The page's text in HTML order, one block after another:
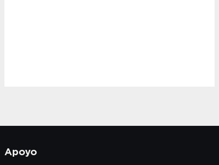
Apoyo